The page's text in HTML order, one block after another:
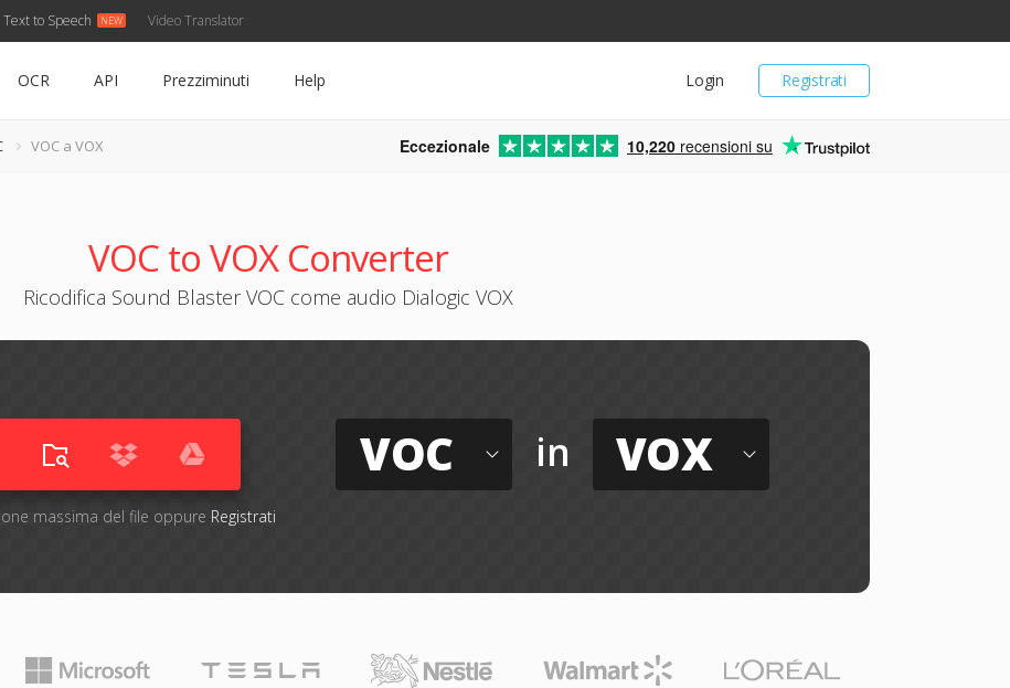
Text to Speech Video Translator
Registrati
Login
OCR API Prezziminuti Help
VOC a VOX Eccezionale 10,220 recensioni su
VOC to VOX Converter
Ricodifica Sound Blaster VOC come audio Dialogic VOX
massima del file oppure Registrati
VOC in VOX